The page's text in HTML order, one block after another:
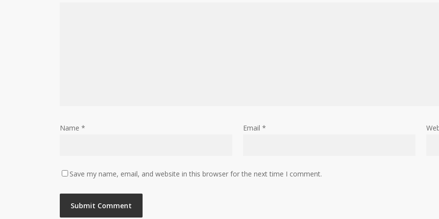
Name * Email *
Save my name, email, and website in this browser for the next time I comment.